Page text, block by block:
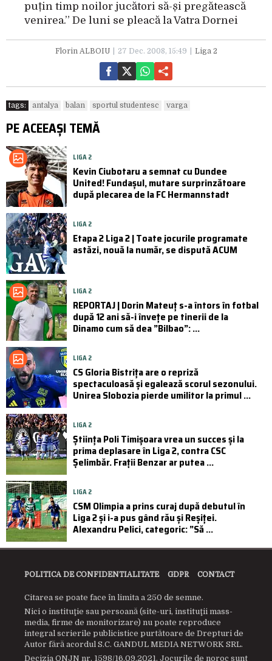
puțin timp noilor jucători să-și pregătească
venirea.” De luni se pleacă la Vatra Dornei
Florin ALBOIU 27 Dec. 2008, 15:49 Liga 2
tags: antalya balan sportul studentesc varga
PE ACEEAȘI TEMĂ
LIGA 2
Kevin Ciubotaru a semnat cu Dundee
United! Fundașul, mutare surprinzătoare
după plecarea de la FC Hermannstadt
LIGA 2
Etapa 2 Liga 2 | Toate jocurile programate
astăzi, nouă la număr, se dispută ACUM
LIGA 2
REPORTAJ | Dorin Mateuț s-a întors în fotbal
după 12 ani să-i învețe pe tinerii de la
Dinamo cum să dea ”Bilbao”: ...
LIGA 2
CS Gloria Bistrița are o repriză
spectaculoasă și egalează scorul sezonului.
Unirea Slobozia pierde umilitor la primul ...
LIGA 2
Știința Poli Timișoara vrea un succes și la
prima deplasare în Liga 2, contra CSC
Șelimbăr. Frații Benzar ar putea ...
LIGA 2
CSM Olimpia a prins curaj după debutul în
Liga 2 și i-a pus gând rău și Reșiței.
Alexandru Pelici, categoric: ”Să ...
POLITICA DE CONFIDENTIALITATE GDPR CONTACT
Citarea se poate face în limita a 250 de semne.
Nici o instituţie sau persoană (site-uri, instituţii mass-
media, firme de monitorizare) nu poate reproduce
integral scrierile publicistice purtătoare de Drepturi de
Autor fără acordul S.C. GANDUL MEDIA NETWORK SRL.
Decizia ONJN nr. 1598/16.09.2021. Jocurile de noroc sunt